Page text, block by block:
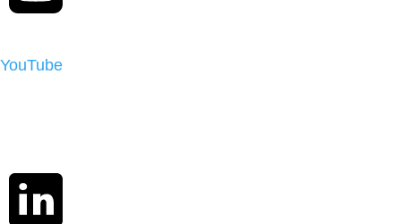
YouTube